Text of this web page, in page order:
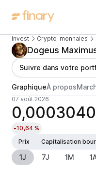
Invest Crypto-monnaies
Dogeus
Suivre dans votre
GraphiqueÀ propos
07 août 2026
-10,64 %
Prix
Capitalisation
1J 7J 1M